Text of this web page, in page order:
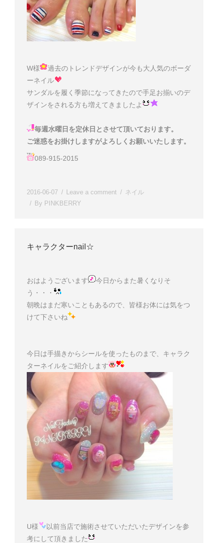
W様
過去のトレンドデザインが今も大人気のボーダ
ーネイル
サンダルを履く季節になってきたので手足お揃いのデ
ザインをされる方も増えてきましたよ
毎週水曜日を定休日とさせて頂いております。
ご迷惑をお掛けしますがよろしくお願いいたします。
089-915-2015
2016-06-07 Leave a comment
ネイル
By PINKBERRY
キャラクターnail☆
おはようございます
今日からまた暑くなりそ
う・・・
朝晩はまだ寒いこともあるので、皆様お体には気をつ
けて下さいね
今日は手描きからシールを使ったものまで、キャラク
ターネイルをご紹介します
U様
以前当店で施術させていただいたデザインを参
考にして頂きました